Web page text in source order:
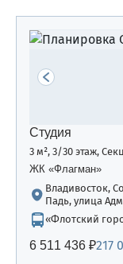
Студия
3 м², 3/30 этаж,
ЖК «Флагман»
Владивосток,
Падь, улица
«Флотский
6 511 436 ₽217